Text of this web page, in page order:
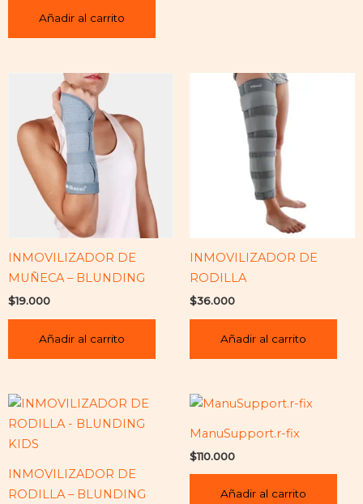
Añadir al carrito
INMOVILIZADOR DE
MUÑECA – BLUNDING
$19.000
Añadir al carrito
INMOVILIZADOR DE
RODILLA
$36.000
Añadir al carrito
INMOVILIZADOR DE
RODILLA – BLUNDING
ManuSupport.r-fix
$110.000
Añadir al carrito